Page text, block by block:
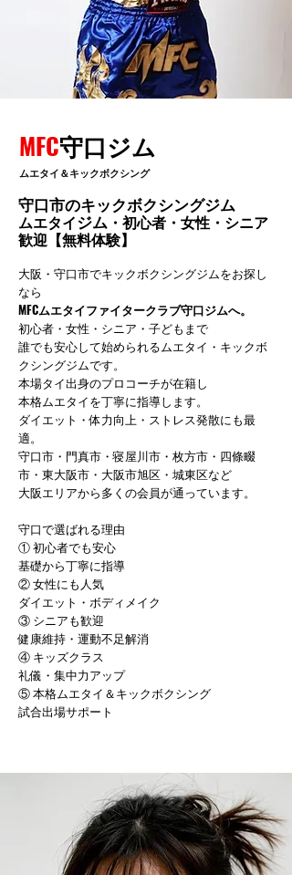
MFC守口ジム
ムエタイ＆キックボクシング
守口市のキックボクシングジム
ムエタイジム ・初心者・女性・シニア
歓迎【無料体験】
大阪・守口市でキックボクシングジムをお探し
なら
MFCムエタイファイタークラブ守口ジムへ。
初心者・女性・シニア・子どもまで
誰でも安心して始められるムエタイ・キックボ
クシングジムです。
本場タイ出身のプロコーチが在籍し
本格ムエタイを丁寧に指導します。
ダイエット・体力向上・ストレス発散にも最
適。
守口市・門真市・寝屋川市・枚方市・四條畷
市・東大阪市・大阪市旭区・城東区など
大阪エリアから多くの会員が通っています。
守口で選ばれる理由
① 初心者でも安心
基礎から丁寧に指導
② 女性にも人気
ダイエット・ボディメイク
③ シニアも歓迎
健康維持・運動不足解消
④ キッズクラス
礼儀・集中力アップ
⑤ 本格ムエタイ＆キックボクシング
試合出場サポート